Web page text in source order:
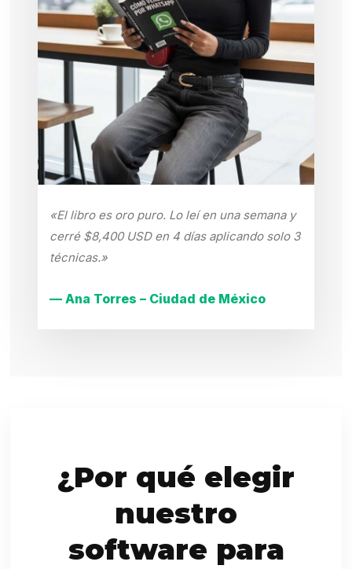
«El libro es oro puro. Lo leí en una semana y
cerré $8,400 USD en 4 días aplicando solo 3
técnicas.»
— Ana Torres – Ciudad de México
¿Por qué elegir
nuestro
software para